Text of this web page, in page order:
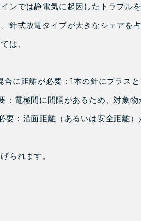
ンでは静電気に起因したトラブル
針式放電タイプが大きなシェアを
は、
合に距離が必要：1本の針にプラス
：電極間に間隔があるため、対象
要：沿面距離（あるいは安全距離
られます。